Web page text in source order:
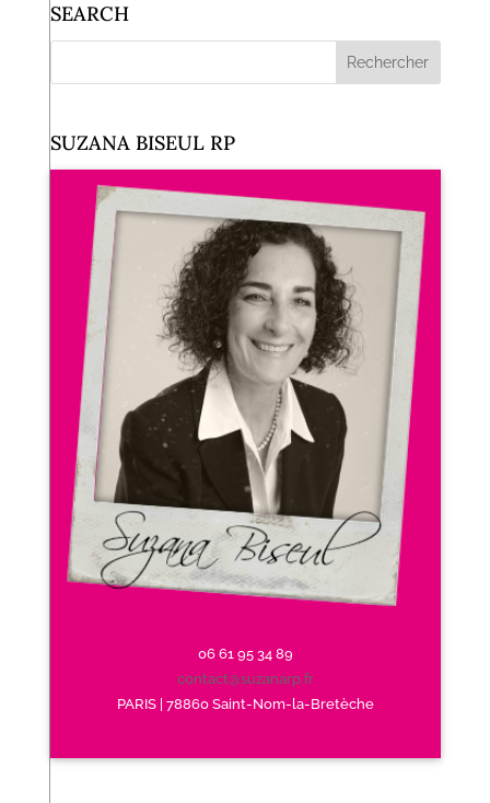
SEARCH
SUZANA BISEUL RP
06 61 95 34 89
contact@suzanarp.fr
PARIS | 78860 Saint-Nom-la-Bretèche